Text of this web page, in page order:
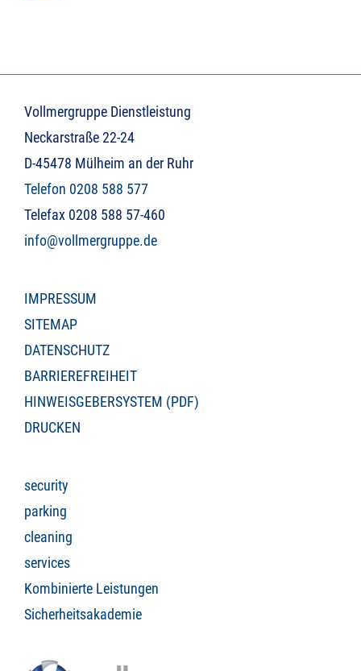
Vollmergruppe Dienstleistung
Neckarstraße 22-24
D-45478 Mülheim an der Ruhr
Telefon 0208 588 577
Telefax 0208 588 57-460
info@vollmergruppe.de
IMPRESSUM
SITEMAP
DATENSCHUTZ
BARRIEREFREIHEIT
HINWEISGEBERSYSTEM (PDF)
DRUCKEN
security
parking
cleaning
services
Kombinierte Leistungen
Sicherheitsakademie